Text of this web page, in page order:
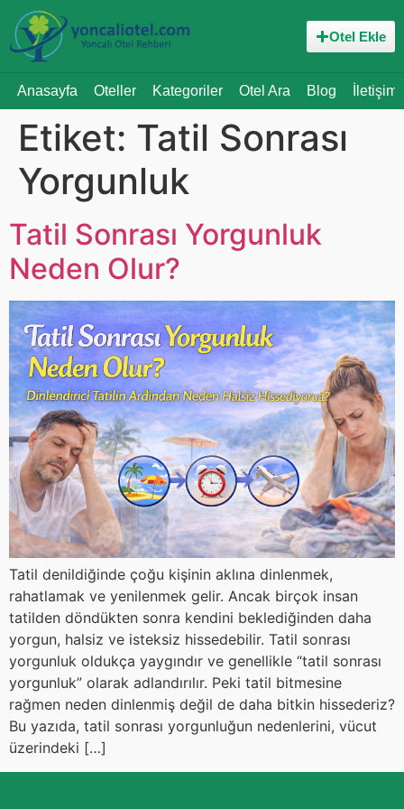
Otel Ekle
Anasayfa Oteller Kategoriler Otel Ara Blog İletişim
Etiket: Tatil Sonrası
Yorgunluk
Tatil Sonrası Yorgunluk
Neden Olur?
Tatil denildiğinde çoğu kişinin aklına dinlenmek,
rahatlamak ve yenilenmek gelir. Ancak birçok insan
tatilden döndükten sonra kendini beklediğinden daha
yorgun, halsiz ve isteksiz hissedebilir. Tatil sonrası
yorgunluk oldukça yaygındır ve genellikle “tatil sonrası
yorgunluk” olarak adlandırılır. Peki tatil bitmesine
rağmen neden dinlenmiş değil de daha bitkin hissederiz?
Bu yazıda, tatil sonrası yorgunluğun nedenlerini, vücut
üzerindeki […]